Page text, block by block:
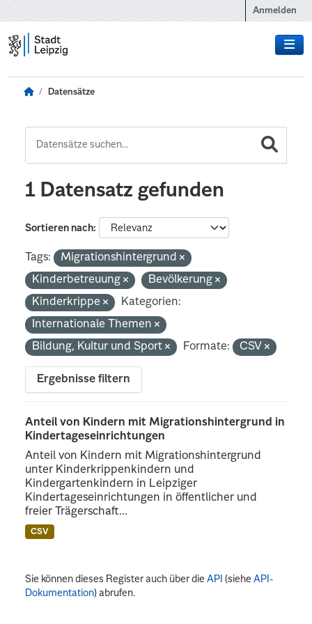
Anmelden
Datensätze
1 Datensatz gefunden
Sortieren nach
Tags:
Migrationshintergrund
Kinderbetreuung
Bevölkerung
Kinderkrippe
Kategorien:
Internationale Themen
Bildung, Kultur und Sport
Formate: CSV
Ergebnisse filtern
Anteil von Kindern mit Migrationshintergrund in
Kindertageseinrichtungen
Anteil von Kindern mit Migrationshintergrund
unter Kinderkrippenkindern und
Kindergartenkindern in Leipziger
Kindertageseinrichtungen in öffentlicher und
freier Trägerschaft...
CSV
Sie können dieses Register auch über dieAPI (sieheAPI-
Dokumentation) abrufen.